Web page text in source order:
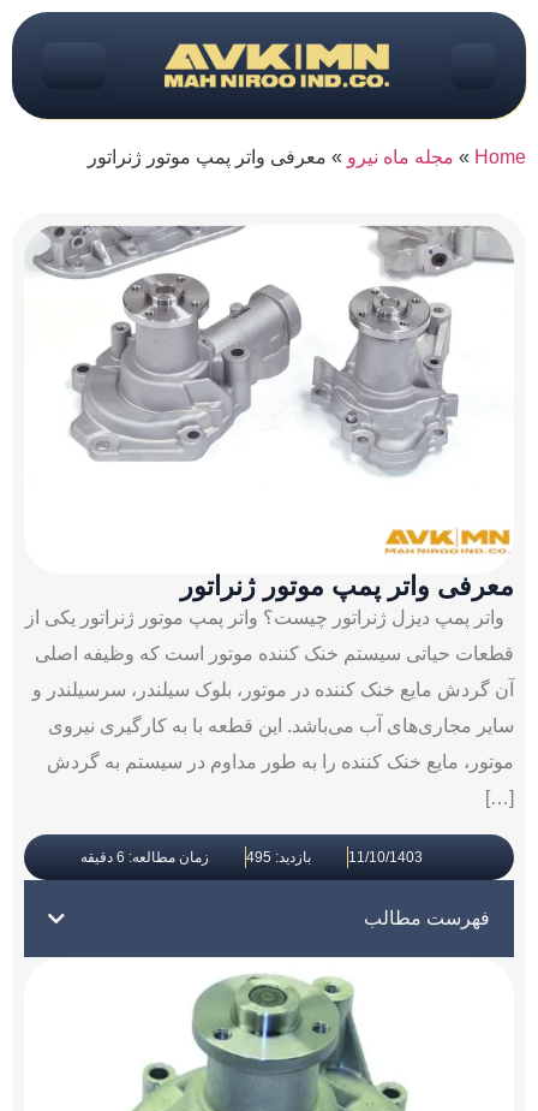
Home
» مجله ماه نیرو » معرفی واتر پمپ موتور ژنراتور
معرفی واتر پمپ موتور ژنراتور
واتر پمپ دیزل ژنراتور چیست؟ واتر پمپ موتور ژنراتور یکی از
قطعات حیاتی سیستم خنک ‌کننده موتور است که وظیفه اصلی
آن گردش مایع خنک ‌کننده در موتور، بلوک سیلندر، سرسیلندر و
سایر مجاری‌‌های آب می‌باشد. این قطعه با به‌ کارگیری نیروی
موتور، مایع خنک ‌کننده را به طور مداوم در سیستم به گردش
[…]
11/10/1403 بازدید: 495 زمان مطالعه: 6 دقیقه
فهرست مطالب